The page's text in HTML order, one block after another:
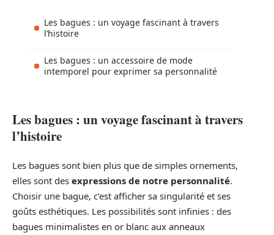
Les bagues : un voyage fascinant à travers
l’histoire
Les bagues : un accessoire de mode
intemporel pour exprimer sa personnalité
Les bagues : un voyage fascinant à travers
l’histoire
Les bagues sont bien plus que de simples ornements,
elles sont des expressions de notre personnalité.
Choisir une bague, c’est afficher sa singularité et ses
goûts esthétiques. Les possibilités sont infinies : des
bagues minimalistes en or blanc aux anneaux